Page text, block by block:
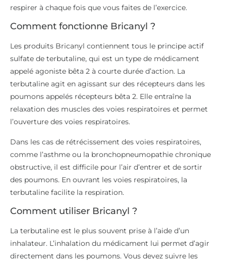
respirer à chaque fois que vous faites de l’exercice.
Comment fonctionne Bricanyl ?
Les produits Bricanyl contiennent tous le principe actif
sulfate de terbutaline, qui est un type de médicament
appelé agoniste bêta 2 à courte durée d’action. La
terbutaline agit en agissant sur des récepteurs dans les
poumons appelés récepteurs bêta 2. Elle entraîne la
relaxation des muscles des voies respiratoires et permet
l’ouverture des voies respiratoires.
Dans les cas de rétrécissement des voies respiratoires,
comme l’asthme ou la bronchopneumopathie chronique
obstructive, il est difficile pour l’air d’entrer et de sortir
des poumons. En ouvrant les voies respiratoires, la
terbutaline facilite la respiration.
Comment utiliser Bricanyl ?
La terbutaline est le plus souvent prise à l’aide d’un
inhalateur. L’inhalation du médicament lui permet d’agir
directement dans les poumons. Vous devez suivre les